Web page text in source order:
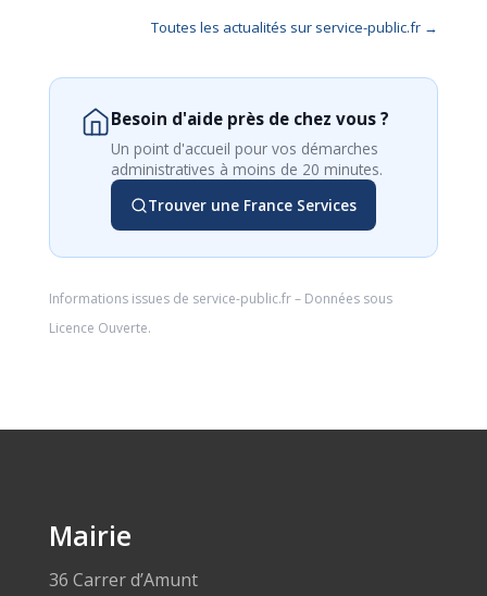
Toutes les actualités sur service-public.fr →
Besoin d'aide près de chez vous ?
Un point d'accueil pour vos démarches
administratives à moins de 20 minutes.
Trouver une France Services
Informations issues de service-public.fr– Données sous
Licence Ouverte.
Mairie
36 Carrer d’Amunt